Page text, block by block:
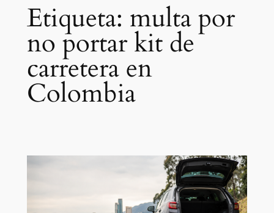
Etiqueta: multa por
no portar kit de
carretera en
Colombia